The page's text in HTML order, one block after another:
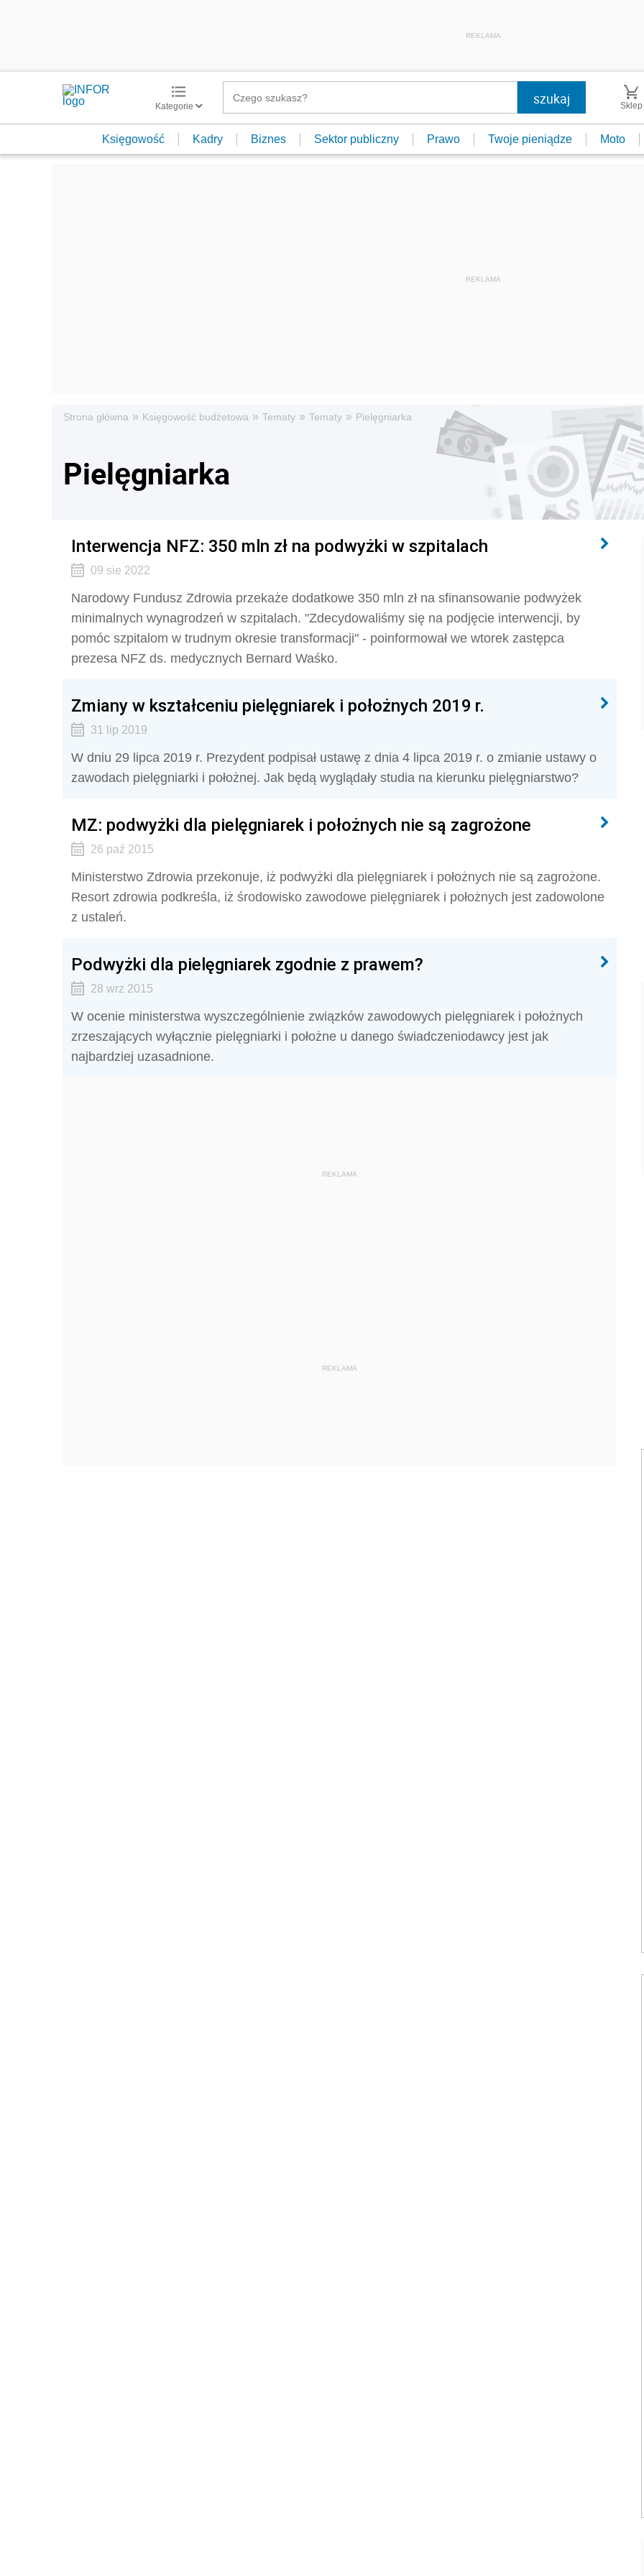
REKLAMA
Kategorie Sklep
Księgowość Kadry Biznes Sektor publiczny Prawo Twoje pieniądze Moto
Strona główna » Księgowość budżetowa » Tematy » Tematy » Pielęgniarka
Pielęgniarka
Interwencja NFZ: 350 mln zł na podwyżki w szpitalach
09 sie 2022
Narodowy Fundusz Zdrowia przekaże dodatkowe 350 mln zł na sfinansowanie podwyżek
minimalnych wynagrodzeń w szpitalach. "Zdecydowaliśmy się na podjęcie interwencji, by
pomóc szpitalom w trudnym okresie transformacji" - poinformował we wtorek zastępca
prezesa NFZ ds. medycznych Bernard Waśko.
Zmiany w kształceniu pielęgniarek i położnych 2019 r.
31 lip 2019
W dniu 29 lipca 2019 r. Prezydent podpisał ustawę z dnia 4 lipca 2019 r. o zmianie ustawy o
zawodach pielęgniarki i położnej. Jak będą wyglądały studia na kierunku pielęgniarstwo?
MZ: podwyżki dla pielęgniarek i położnych nie są zagrożone
26 paź 2015
Ministerstwo Zdrowia przekonuje, iż podwyżki dla pielęgniarek i położnych nie są zagrożone.
Resort zdrowia podkreśla, iż środowisko zawodowe pielęgniarek i położnych jest zadowolone
z ustaleń.
Podwyżki dla pielęgniarek zgodnie z prawem?
28 wrz 2015
W ocenie ministerstwa wyszczególnienie związków zawodowych pielęgniarek i położnych
zrzeszających wyłącznie pielęgniarki i położne u danego świadczeniodawcy jest jak
najbardziej uzasadnione.
REKLAMA
REKLAMA